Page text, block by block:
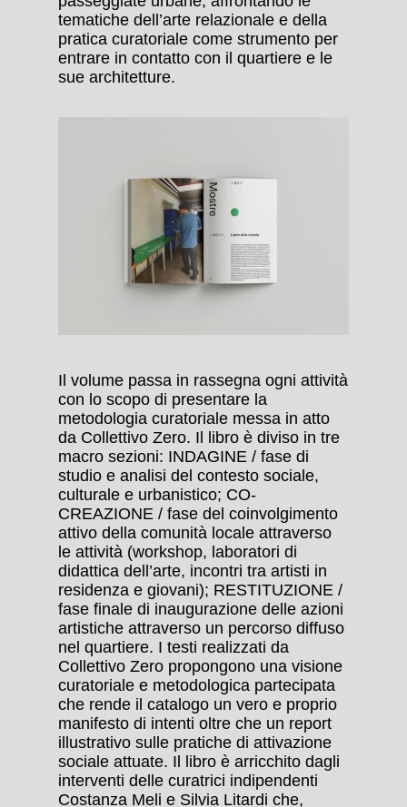
tematiche dell’arte relazionale e della
pratica curatoriale come strumento per
entrare in contatto con il quartiere e le
sue architetture.
Il volume passa in rassegna ogni attività
con lo scopo di presentare la
metodologia curatoriale messa in atto
da Collettivo Zero. Il libro è diviso in tre
macro sezioni: INDAGINE / fase di
studio e analisi del contesto sociale,
culturale e urbanistico; CO-
CREAZIONE / fase del coinvolgimento
attivo della comunità locale attraverso
le attività (workshop, laboratori di
didattica dell’arte, incontri tra artisti in
residenza e giovani); RESTITUZIONE /
fase finale di inaugurazione delle azioni
artistiche attraverso un percorso diffuso
nel quartiere. I testi realizzati da
Collettivo Zero propongono una visione
curatoriale e metodologica partecipata
che rende il catalogo un vero e proprio
manifesto di intenti oltre che un report
illustrativo sulle pratiche di attivazione
sociale attuate. Il libro è arricchito dagli
interventi delle curatrici indipendenti
Costanza Meli e Silvia Litardi che,